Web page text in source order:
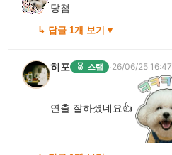
당첨
↳ 답글 1개 보기 ▾
히포 스탭 ·26/06/25 16:47
연출 잘하셨네요👍